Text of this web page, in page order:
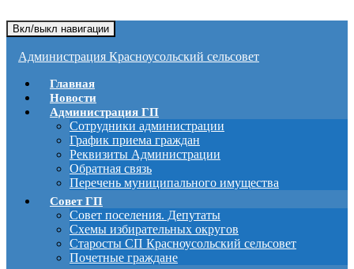
Вкл/выкл навигации
Администрация Красноусольский сельсовет
Главная
Новости
Администрация ГП
Сотрудники администрации
График приема граждан
Реквизиты Администрации
Обратная связь
Перечень муниципального имущества
Совет ГП
Совет поселения. Депутаты
Схемы избирательных округов
Старосты СП Красноусольский сельсовет
Почетные граждане